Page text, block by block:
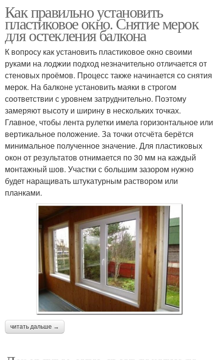
Как правильно установить
пластиковое окно. Снятие мерок
для остекления балкона
К вопросу как установить пластиковое окно своими
руками на лоджии подход незначительно отличается от
стеновых проёмов. Процесс также начинается со снятия
мерок. На балконе установить маяки в строгом
соответствии с уровнем затруднительно. Поэтому
замеряют высоту и ширину в нескольких точках.
Главное, чтобы лента рулетки имела горизонтальное или
вертикальное положение. За точки отсчёта берётся
минимальное полученное значение. Для пластиковых
окон от результатов отнимается по 30 мм на каждый
монтажный шов. Участки с большим зазором нужно
будет наращивать штукатурным раствором или
планками.
читать дальше →